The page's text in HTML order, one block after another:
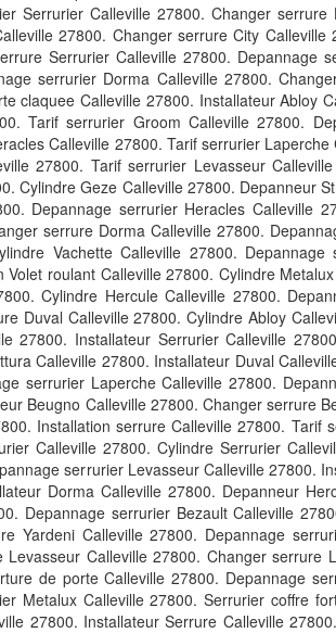
Serrurier Calleville 27800. Changer
27800. Changer serrure City
Serrurier Calleville 27800. Depannage
serrurier Dorma Calleville 27800.
claquee Calleville 27800. Installateur Abloy
Tarif serrurier Groom Calleville 27800.
Calleville 27800. Tarif serrurier
27800. Tarif serrurier Levasseur
Cylindre Geze Calleville 27800. Depanneur
Depannage serrurier Heracles Calleville
serrure Dorma Calleville 27800.
Vachette Calleville 27800.
roulant Calleville 27800. Cylindre
Cylindre Hercule Calleville 27800.
Duval Calleville 27800. Cylindre Abloy
27800. Installateur Serrurier Calleville
Calleville 27800. Installateur Duval
serrurier Laperche Calleville 27800.
Beugno Calleville 27800. Changer serrure
Installation serrure Calleville 27800. Tarif
Calleville 27800. Cylindre Serrurier
serrurier Levasseur Calleville 27800.
Dorma Calleville 27800. Depanneur
Depannage serrurier Bezault Calleville
Yardeni Calleville 27800. Depannage
Calleville 27800. Changer
de porte Calleville 27800. Depannage
Metalux Calleville 27800. Serrurier coffre
27800. Installateur Serrure Calleville